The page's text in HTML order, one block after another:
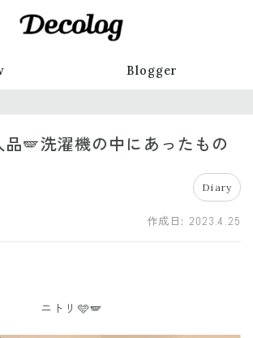
Blogger
🪽洗濯機の中にあったもの
Diary
作成日: 2023.4.25
ニトリ🩵🪽